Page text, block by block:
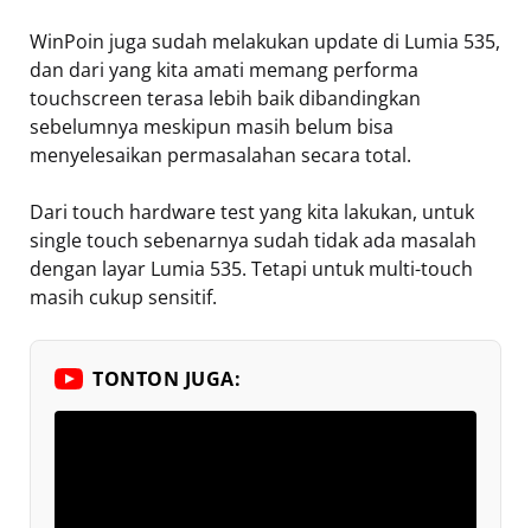
WinPoin juga sudah melakukan update di Lumia 535,
dan dari yang kita amati memang performa
touchscreen terasa lebih baik dibandingkan
sebelumnya meskipun masih belum bisa
menyelesaikan permasalahan secara total.
Dari touch hardware test yang kita lakukan, untuk
single touch sebenarnya sudah tidak ada masalah
dengan layar Lumia 535. Tetapi untuk multi-touch
masih cukup sensitif.
TONTON JUGA: